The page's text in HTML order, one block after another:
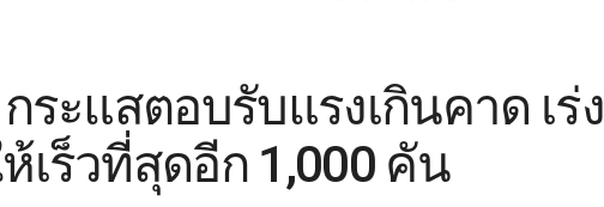
กระแสตอบรับแรงเกินคาด เร่ง
เร็วที่สุดอีก 1,000 คัน